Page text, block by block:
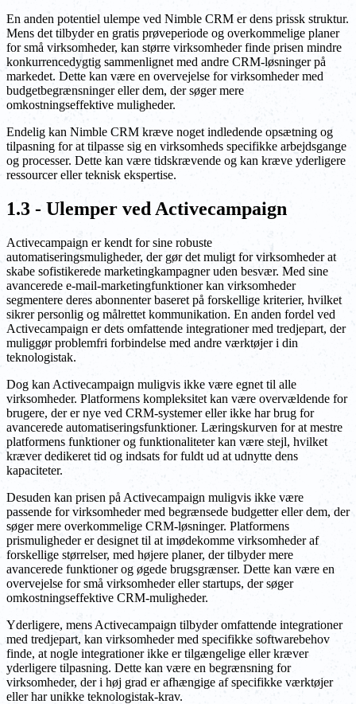
En anden potentiel ulempe ved Nimble CRM er dens prissk struktur.
Mens det tilbyder en gratis prøveperiode og overkommelige planer
for små virksomheder, kan større virksomheder finde prisen mindre
konkurrencedygtig sammenlignet med andre CRM-løsninger på
markedet. Dette kan være en overvejelse for virksomheder med
budgetbegrænsninger eller dem, der søger mere
omkostningseffektive muligheder.
Endelig kan Nimble CRM kræve noget indledende opsætning og
tilpasning for at tilpasse sig en virksomheds specifikke arbejdsgange
og processer. Dette kan være tidskrævende og kan kræve yderligere
ressourcer eller teknisk ekspertise.
1.3 - Ulemper ved Activecampaign
Activecampaign er kendt for sine robuste
automatiseringsmuligheder, der gør det muligt for virksomheder at
skabe sofistikerede marketingkampagner uden besvær. Med sine
avancerede e-mail-marketingfunktioner kan virksomheder
segmentere deres abonnenter baseret på forskellige kriterier, hvilket
sikrer personlig og målrettet kommunikation. En anden fordel ved
Activecampaign er dets omfattende integrationer med tredjepart, der
muliggør problemfri forbindelse med andre værktøjer i din
teknologistak.
Dog kan Activecampaign muligvis ikke være egnet til alle
virksomheder. Platformens kompleksitet kan være overvældende for
brugere, der er nye ved CRM-systemer eller ikke har brug for
avancerede automatiseringsfunktioner. Læringskurven for at mestre
platformens funktioner og funktionaliteter kan være stejl, hvilket
kræver dedikeret tid og indsats for fuldt ud at udnytte dens
kapaciteter.
Desuden kan prisen på Activecampaign muligvis ikke være
passende for virksomheder med begrænsede budgetter eller dem, der
søger mere overkommelige CRM-løsninger. Platformens
prismuligheder er designet til at imødekomme virksomheder af
forskellige størrelser, med højere planer, der tilbyder mere
avancerede funktioner og øgede brugsgrænser. Dette kan være en
overvejelse for små virksomheder eller startups, der søger
omkostningseffektive CRM-muligheder.
Yderligere, mens Activecampaign tilbyder omfattende integrationer
med tredjepart, kan virksomheder med specifikke softwarebehov
finde, at nogle integrationer ikke er tilgængelige eller kræver
yderligere tilpasning. Dette kan være en begrænsning for
virksomheder, der i høj grad er afhængige af specifikke værktøjer
eller har unikke teknologistak-krav.